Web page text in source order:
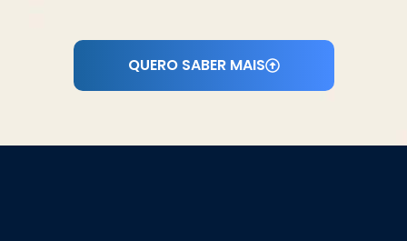
QUERO SABER MAIS